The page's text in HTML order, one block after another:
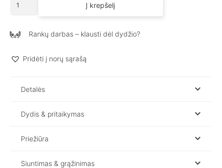
kostiumas
gobtuvu
moterims
Į krepšelį
Rankų darbas – klausti dėl dydžio?
Pridėti į norų sąrašą
Detalės
Dydis & pritaikymas
Priežiūra
Siuntimas & grąžinimas